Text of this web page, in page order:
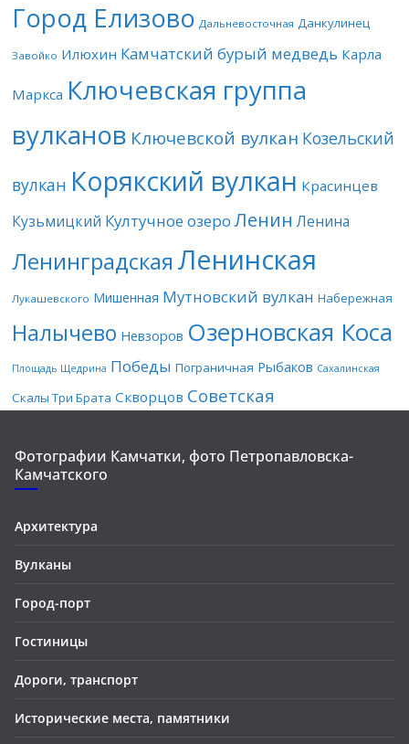
Город Елизово Дальневосточная Данкулинец
Завойко Илюхин Камчатский бурый медведь Карла
Маркса Ключевская группа
вулканов Ключевской вулкан Козельский
вулкан Корякский вулкан Красинцев
Кузьмицкий Култучное озеро Ленин Ленина
Ленинградская Ленинская
Лукашевского Мишенная Мутновский вулкан Набережная
Налычево Невзоров Озерновская Коса
Площадь Щедрина Победы Пограничная Рыбаков Сахалинская
Скалы Три Брата Скворцов Советская
Фотографии Камчатки, фото Петропавловска-
Камчатского
Архитектура
Вулканы
Город-порт
Гостиницы
Дороги, транспорт
Исторические места, памятники